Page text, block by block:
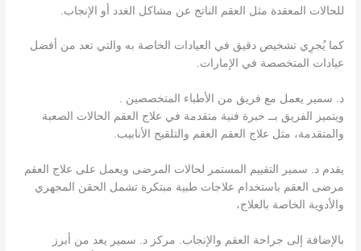
للحالات المعقدة مثل العقم الناتج عن مشاكل الغدد أو الإنجاب.
كما يُجرِي تشخيص دقيق في العيادات الخاصة به والتي تعد من أفضل
عيادات المتخصصة في الإمارات.
د. سمير يعمل مع فريق من الأطباء المتخصصين .
ويتميز الفريق بــ خبرة فنية متقدمة في علاج العقم الحالات الصعبة
والمتقدمة، مثل علاج العقم العقم والتلقيح الأنابيب.
يقدم د. سمير التقييم المستمر لحالات المرضى ويعمل على علاج العقم
مرضى العقم باستخدام علاجات طبية مبتكرة تشمل الحقن المجهري
والأدوية الخاصة بالعلاج،
بالإضافة إلى جراحة العقم والإنجاب. مركز د. سمير يعد من أبرز